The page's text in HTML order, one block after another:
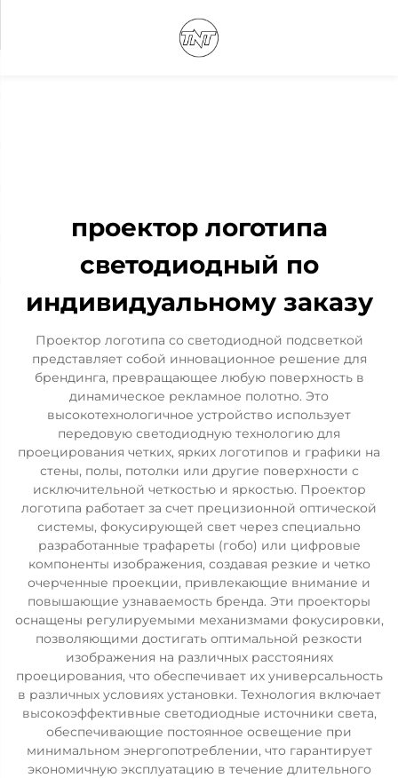
проектор логотипа
светодиодный по
индивидуальному заказу
Проектор логотипа со светодиодной подсветкой
представляет собой инновационное решение для
брендинга, превращающее любую поверхность в
динамическое рекламное полотно. Это
высокотехнологичное устройство использует
передовую светодиодную технологию для
проецирования четких, ярких логотипов и графики на
стены, полы, потолки или другие поверхности с
исключительной четкостью и яркостью. Проектор
логотипа работает за счет прецизионной оптической
системы, фокусирующей свет через специально
разработанные трафареты (гобо) или цифровые
компоненты изображения, создавая резкие и четко
очерченные проекции, привлекающие внимание и
повышающие узнаваемость бренда. Эти проекторы
оснащены регулируемыми механизмами фокусировки,
позволяющими достигать оптимальной резкости
изображения на различных расстояниях
проецирования, что обеспечивает их универсальность
в различных условиях установки. Технология включает
высокоэффективные светодиодные источники света,
обеспечивающие постоянное освещение при
минимальном энергопотреблении, что гарантирует
экономичную эксплуатацию в течение длительного